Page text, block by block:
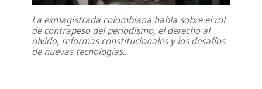
La exmagistrada colombiana habla sobre el rol
de contrapeso del periodismo, el derecho al
olvido, reformas constitucionales y los desafíos
de nuevas tecnologías...